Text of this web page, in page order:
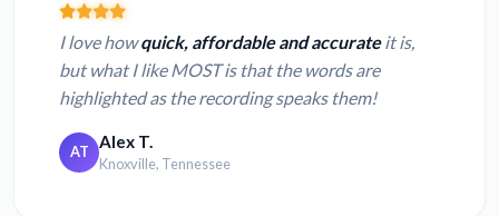
I love howquick, affordable and accurateit is,
but what I like MOST is that the words are
highlighted as the recording speaks them!
AT Alex T.
Knoxville, Tennessee